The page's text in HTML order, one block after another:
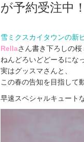
が予約受注中！
雪ミクスカイタウンの新
Rellaさん書き下ろしの桜
ねんどろいどどーるに
実はグッスマさんと、
この春の告知を目指し
早速スペシャルキュート